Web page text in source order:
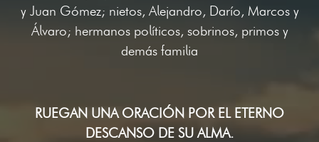
y Juan Gómez; nietos, Alejandro, Darío, Marcos y
Álvaro; hermanos políticos, sobrinos, primos y
demás familia
RUEGAN UNA ORACIÓN POR EL ETERNO
DESCANSO DE SU ALMA.